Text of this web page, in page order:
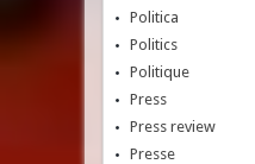
Politica
Politics
Politique
Press
Press review
Presse